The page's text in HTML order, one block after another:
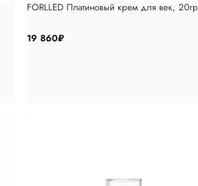
FORLLED Платиновый крем для век, 20гр
19 860₽